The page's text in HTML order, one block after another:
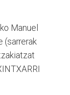
Manuel
(sarrerak